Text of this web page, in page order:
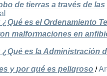
de tierras a través de
es el Ordenamiento
malformaciones en
es la Administración
y por qué es peligroso /